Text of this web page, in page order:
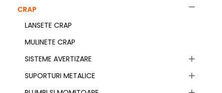
CRAP

LANSETE CRAP
MULINETE CRAP
SISTEME AVERTIZARE

SUPORTURI METALICE
